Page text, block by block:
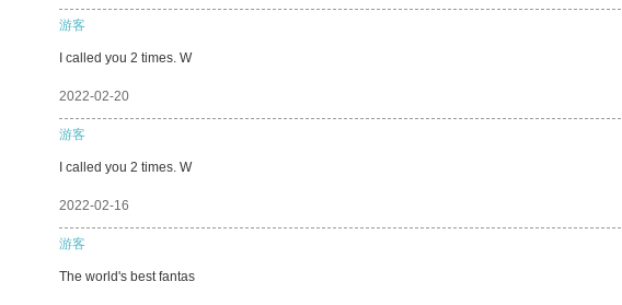
游客
I called you 2 times. W
2022-02-20
游客
I called you 2 times. W
2022-02-16
游客
The world's best fantas